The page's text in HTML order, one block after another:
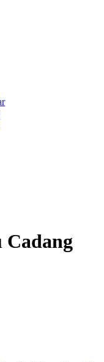
Cadang